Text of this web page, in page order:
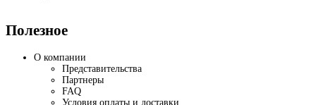
Полезное
О компании
Представительства
Партнеры
FAQ
Условия оплаты и доставки